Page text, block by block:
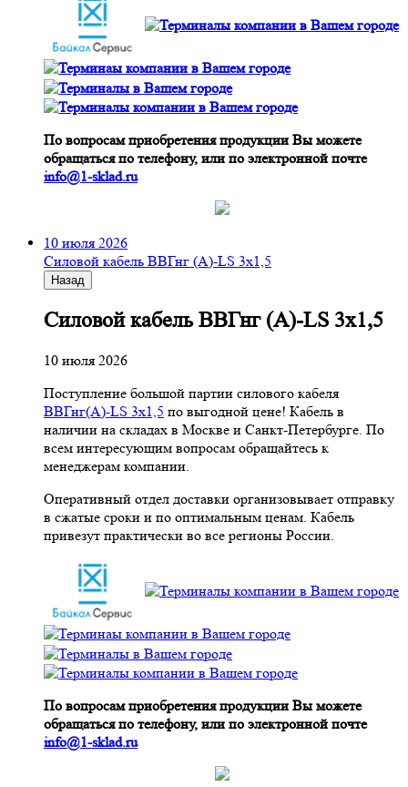
По вопросам приобретения продукции Вы можете
обращаться по телефону, или по электронной почте
info@1-sklad.ru
10 июля 2026
Cиловой кабель ВВГнг (A)-LS 3х1,5
Назад
Cиловой кабель ВВГнг (A)-LS 3х1,5
10 июля 2026
Поступление большой партии силового кабеля
ВВГнг(A)-LS 3х1,5 по выгодной цене! Кабель в
наличии на складах в Москве и Санкт-Петербурге. По
всем интересующим вопросам обращайтесь к
менеджерам компании.
Оперативный отдел доставки организовывает отправку
в сжатые сроки и по оптимальным ценам. Кабель
привезут практически во все регионы России.
По вопросам приобретения продукции Вы можете
обращаться по телефону, или по электронной почте
info@1-sklad.ru